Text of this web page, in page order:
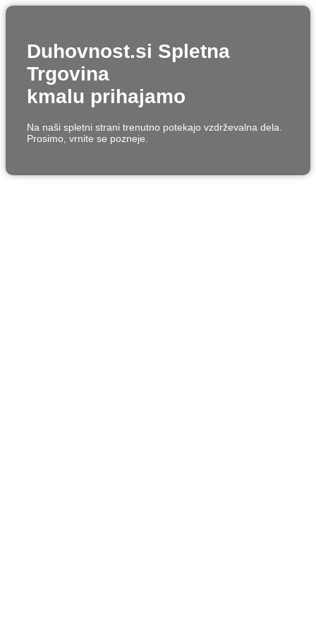
Duhovnost.si Spletna
Trgovina
kmalu prihajamo
Na naši spletni strani trenutno potekajo vzdrževalna dela.
Prosimo, vrnite se pozneje.